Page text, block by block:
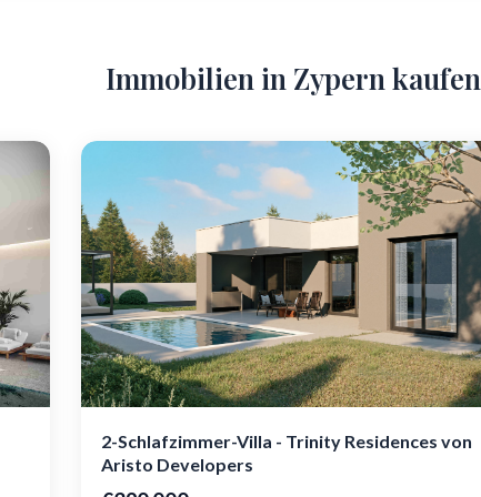
Immobilien in Zypern kaufen
2-Schlafzimmer-Villa - Trinity Residences von
Aristo Developers